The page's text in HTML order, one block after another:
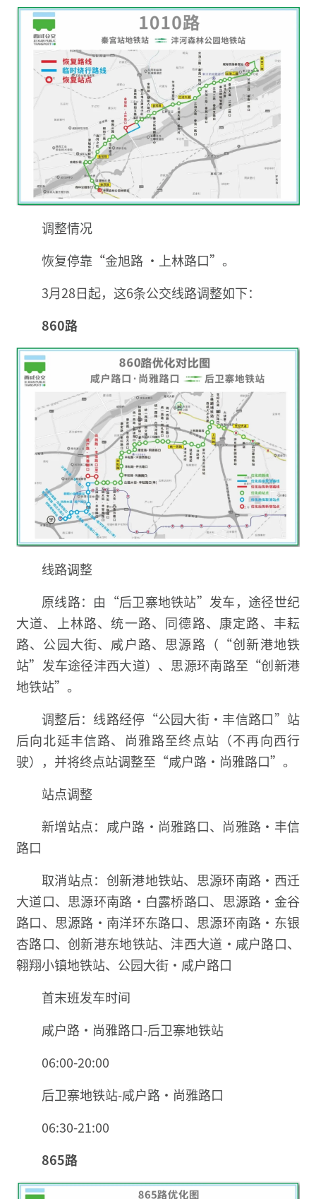
调整情况
恢复停靠“金旭路 ·上林路口”。
3月28日起， 这6条公交线路调整如下：
860路
线路调整
原线路：由“后卫寨地铁站”发车，途径世纪
大道、上林路、统一路、同德路、康定路、丰耘
路、公园大街、咸户路、思源路（“创新港地铁
站”发车途径沣西大道）、思源环南路至“创新港
地铁站”。
调整后：线路经停“公园大街·丰信路口”站
后向北延丰信路、尚雅路至终点站（不再向西行
驶），并将终点站调整至“咸户路·尚雅路口”。
站点调整
新增站点：咸户路·尚雅路口、尚雅路·丰信
路口
取消站点：创新港地铁站、思源环南路·西迁
大道口、思源环南路·白露桥路口、思源路·金谷
路口、思源路·南洋环东路口、思源环南路·东银
杏路口、创新港东地铁站、沣西大道·咸户路口、
翱翔小镇地铁站、公园大街·咸户路口
首末班发车时间
咸户路·尚雅路口-后卫寨地铁站
06:00-20:00
后卫寨地铁站-咸户路·尚雅路口
06:30-21:00
865路